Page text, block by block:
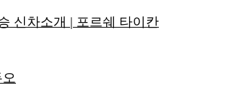
신차소개 | 포르쉐 타이칸